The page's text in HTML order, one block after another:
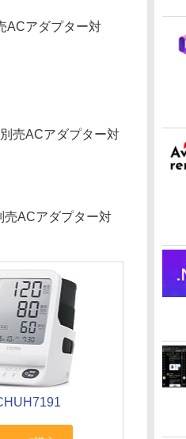
ACアダプター対
売ACアダプター対
売ACアダプター対